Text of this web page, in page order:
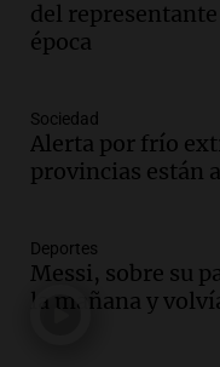
Audio.
celebración
Episodios
Audio.
"Tres
Una mañana para
Episodios
Audio.
del
época
Sociedad
Alerta por frío
provincias están
Deportes
Messi, sobre su
la mañana y